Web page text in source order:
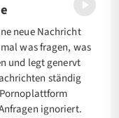
neue Nachricht
was fragen, was
und legt genervt
ständig
ignoriert.